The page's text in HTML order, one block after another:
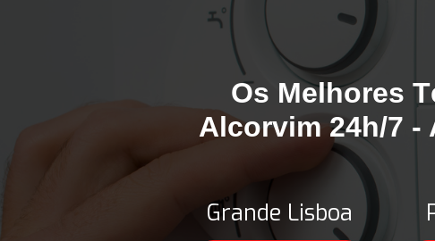
Os Melhores
Alcorvim 24h/7 -
Grande Lisboa